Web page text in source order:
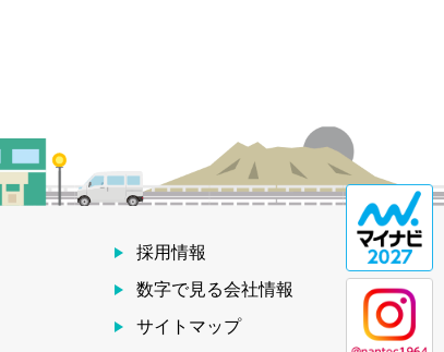
採用情報
数字で見る会社情報
サイトマップ